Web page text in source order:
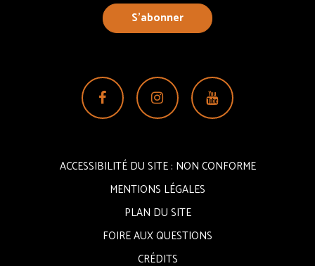
S’abonner
Lien
vers
compte
Facebook
Lien
vers
compte
Instagram
Lien
vers
chaîne
ACCESSIBILITÉ DU SITE : NON CONFORME
MENTIONS LÉGALES
PLAN DU SITE
FOIRE AUX QUESTIONS
CRÉDITS